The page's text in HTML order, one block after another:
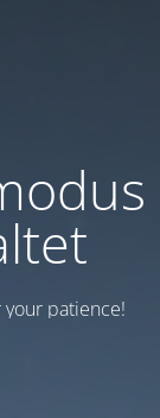
your patience!